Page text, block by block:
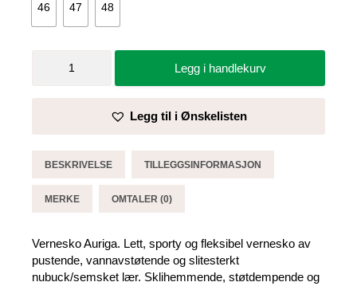
46 47 48
Legg i handlekurv
Legg til i Ønskelisten
BESKRIVELSE TILLEGGSINFORMASJON
MERKE OMTALER (0)
Vernesko Auriga. Lett, sporty og fleksibel vernesko av
pustende, vannavstøtende og slitesterkt
nubuck/semsket lær. Sklihemmende, støtdempende og